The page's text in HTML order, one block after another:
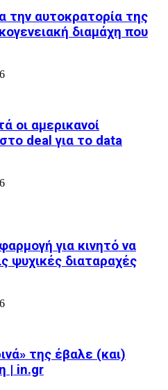
την αυτοκρατορία της
διαμάχη που
οι αμερικανοί
deal για το data
για κινητό να
ψυχικές διαταραχές
της έβαλε (και)
| in.gr